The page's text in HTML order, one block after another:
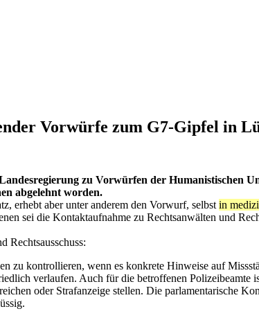
Vorwürfe zum G7-Gipfel in
zu Vorwürfen der Humanistischen
abgelehnt worden.
erhebt aber unter anderem den Vorwurf, selbst in
sei die Kontaktaufnahme zu Rechtsanwälten und
Rechtsausschuss:
zu kontrollieren, wenn es konkrete Hinweise auf
verlaufen. Auch für die betroffenen Polizeibeamte
oder Strafanzeige stellen. Die parlamentarische